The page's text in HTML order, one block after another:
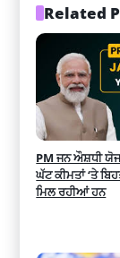
Related
PM ਜਨ ਔਸ਼ਧੀ
ਘੱਟ ਕੀਮਤਾਂ ‘ਤੇ
ਮਿਲ ਰਹੀਆਂ ਹਨ